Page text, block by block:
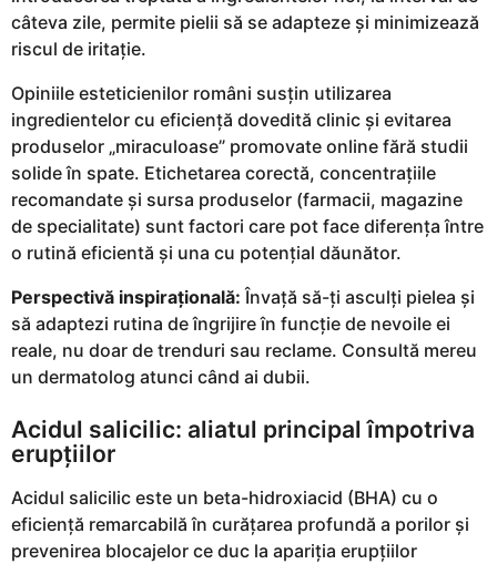
câteva zile, permite pielii să se adapteze și minimizează
riscul de iritație.
Opiniile esteticienilor români susțin utilizarea
ingredientelor cu eficiență dovedită clinic și evitarea
produselor „miraculoase” promovate online fără studii
solide în spate. Etichetarea corectă, concentrațiile
recomandate și sursa produselor (farmacii, magazine
de specialitate) sunt factori care pot face diferența între
o rutină eficientă și una cu potențial dăunător.
Perspectivă inspirațională: Învață să-ți asculți pielea și
să adaptezi rutina de îngrijire în funcție de nevoile ei
reale, nu doar de trenduri sau reclame. Consultă mereu
un dermatolog atunci când ai dubii.
Acidul salicilic: aliatul principal împotriva
erupțiilor
Acidul salicilic este un beta-hidroxiacid (BHA) cu o
eficiență remarcabilă în curățarea profundă a porilor și
prevenirea blocajelor ce duc la apariția erupțiilor